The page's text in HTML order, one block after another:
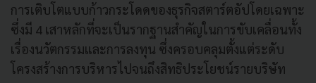
การเติบโตแบบก้าวกระโดดของธุรกิจสตาร์ตอัปโดยเฉพาะ
ซึ่งมี 4 เสาหลักที่จะเป็นรากฐานสำคัญในการขับเคลื่อนทั้ง
เรื่องนวัตกรรมและการลงทุน ซึ่งครอบคลุมตั้งแต่ระดับ
โครงสร้างการบริหารไปจนถึงสิทธิประโยชน์รายบริษัท